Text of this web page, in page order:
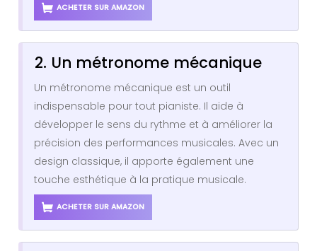
ACHETER SUR AMAZON
2. Un métronome mécanique
Un métronome mécanique est un outil
indispensable pour tout pianiste. Il aide à
développer le sens du rythme et à améliorer la
précision des performances musicales. Avec un
design classique, il apporte également une
touche esthétique à la pratique musicale.
ACHETER SUR AMAZON